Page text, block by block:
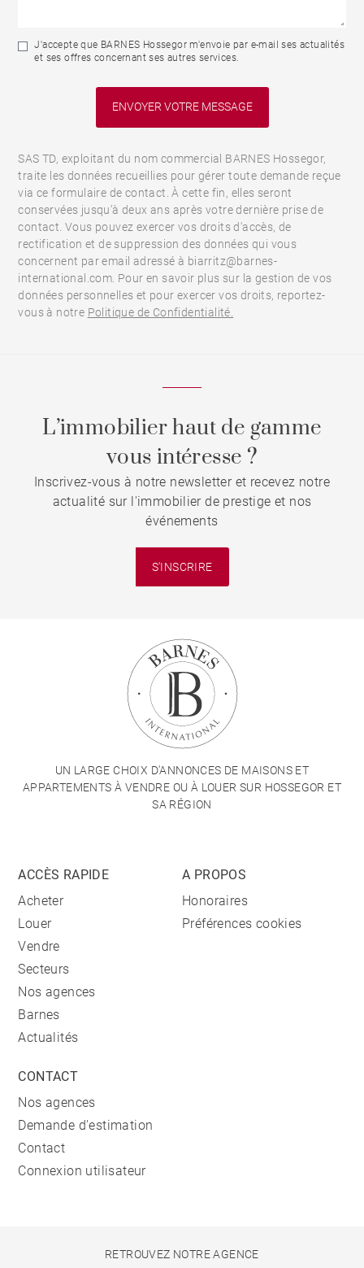
J'accepte que BARNES Hossegor m'envoie par e-mail ses actualités
et ses offres concernant ses autres services.
SAS TD, exploitant du nom commercial BARNES Hossegor,
traite les données recueillies pour gérer toute demande reçue
via ce formulaire de contact. À cette fin, elles seront
conservées jusqu’à deux ans après votre dernière prise de
contact. Vous pouvez exercer vos droits d'accès, de
rectification et de suppression des données qui vous
concernent par email adressé à biarritz@barnes-
international.com. Pour en savoir plus sur la gestion de vos
données personnelles et pour exercer vos droits, reportez-
vous à notre Politique de Confidentialité.
L’immobilier haut de gamme
vous intéresse ?
Inscrivez-vous à notre newsletter et recevez notre
actualité sur l'immobilier de prestige et nos
événements
S'INSCRIRE
UN LARGE CHOIX D'ANNONCES DE MAISONS ET
APPARTEMENTS À VENDRE OU À LOUER SUR HOSSEGOR ET
SA RÉGION
ACCÈS RAPIDE
Acheter
Louer
Vendre
Secteurs
Nos agences
Barnes
Actualités
A PROPOS
Honoraires
Préférences cookies
CONTACT
Nos agences
Demande d'estimation
Contact
Connexion utilisateur
RETROUVEZ NOTRE AGENCE